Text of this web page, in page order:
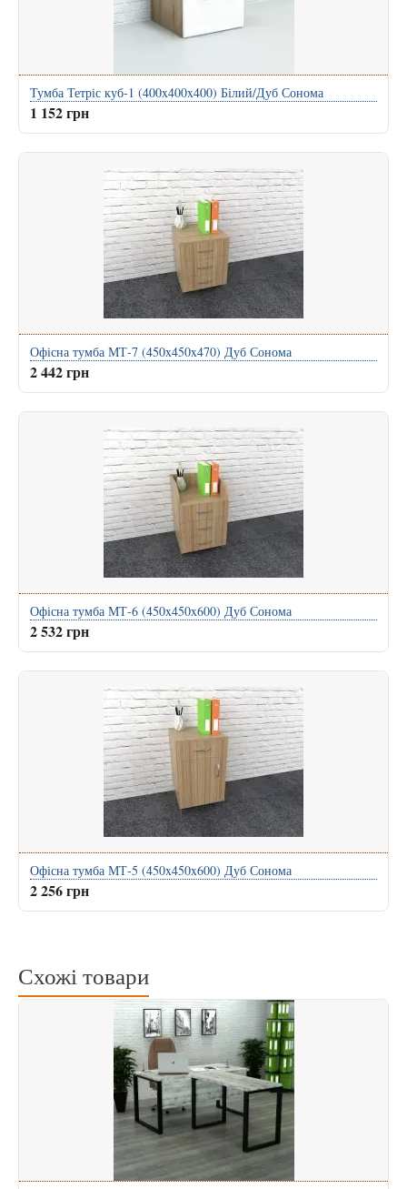
Тумба Тетріс куб-1 (400x400x400) Білий/Дуб Сонома
1 152 грн
Офісна тумба МТ-7 (450x450x470) Дуб Сонома
2 442 грн
Офісна тумба МТ-6 (450x450x600) Дуб Сонома
2 532 грн
Офісна тумба МТ-5 (450x450x600) Дуб Сонома
2 256 грн
Схожі товари